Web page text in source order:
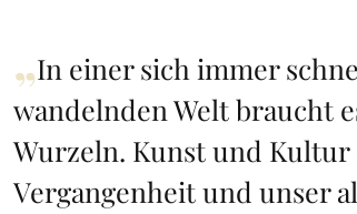
„In einer sich immer
wandelnden Welt braucht
Wurzeln. Kunst und Kultur
Vergangenheit und unser